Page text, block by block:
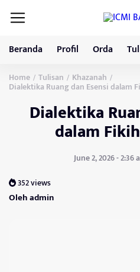
Beranda Profil Orda
Home / Tulisan / Khazanah /
Dialektika Ruang dan Esensi dalam
Dialektika
dalam
June 2, 2026 -
352 views
Oleh admin